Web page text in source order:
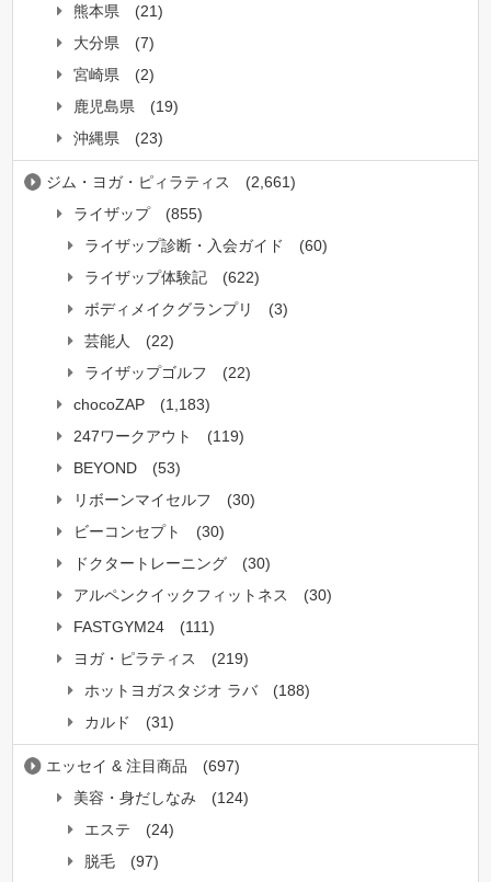
熊本県
(21)
大分県
(7)
宮崎県
(2)
鹿児島県
(19)
沖縄県
(23)
ジム・ヨガ・ピィラティス
(2,661)
ライザップ
(855)
ライザップ診断・入会ガイド
(60)
ライザップ体験記
(622)
ボディメイクグランプリ
(3)
芸能人
(22)
ライザップゴルフ
(22)
chocoZAP
(1,183)
247ワークアウト
(119)
BEYOND
(53)
リボーンマイセルフ
(30)
ビーコンセプト
(30)
ドクタートレーニング
(30)
アルペンクイックフィットネス
(30)
FASTGYM24
(111)
ヨガ・ピラティス
(219)
ホットヨガスタジオ ラバ
(188)
カルド
(31)
エッセイ & 注目商品
(697)
美容・身だしなみ
(124)
エステ
(24)
脱毛
(97)